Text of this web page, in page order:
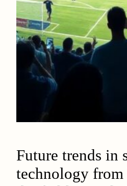
Future trends in
technology from